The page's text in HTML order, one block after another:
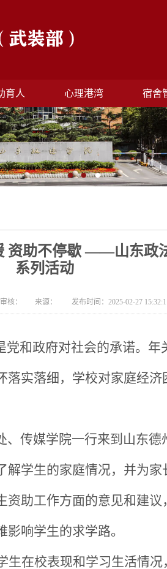
育人 心理港湾 宿舍
资助不停歇 ——山东政
系列活动
： 来源： 发布时间：2025-02-27
党和政府对社会的承诺。
实落细，学校对家庭经
传媒学院一行来到山东德
学生的家庭情况，并为
助工作方面的意见和建
响学生的求学路。
生在校表现和学习生活情